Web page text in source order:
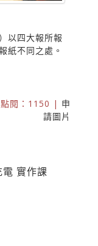
以四大報所報
紙不同之處。
點閱：1150 | 申
請圖片
實作課